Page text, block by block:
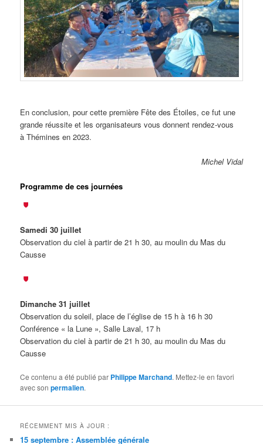
En conclusion, pour cette première Fête des Étoiles, ce fut une
grande réussite et les organisateurs vous donnent rendez-vous
à Thémines en 2023.
Michel Vidal
Programme de ces journées
Samedi 30 juillet
Observation du ciel à partir de 21 h 30, au moulin du Mas du
Causse
Dimanche 31 juillet
Observation du soleil, place de l’église de 15 h à 16 h 30
Conférence « la Lune », Salle Laval, 17 h
Observation du ciel à partir de 21 h 30, au moulin du Mas du
Causse
Ce contenu a été publié par Philippe Marchand. Mettez-le en favori
avec sonpermalien.
RÉCEMMENT MIS À JOUR :
15 septembre : Assemblée générale